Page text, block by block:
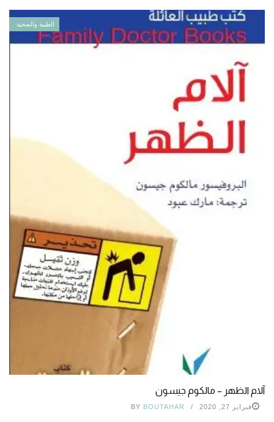
الطبية والصحية
آلام الظهر – مالكوم جيسون
فبراير 27, 2020 BY BOUTAHAR